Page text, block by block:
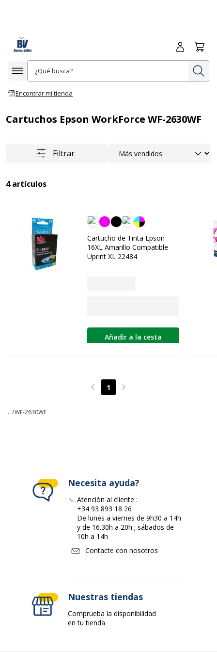
Afficher la navigation
Encontrar mi tienda
Iniciar
Cartuchos Epson WorkForce WF-2630WF
Filtrar Ordenar
4 artículos
Amarilla
Cartucho de Tinta Epson
16XL Amarillo Compatible
Uprint XL 22484
Añadir a la cesta
Page précédente
1 Page suivante
... /WF-2630WF
Necesita ayuda?
Atención al cliente :
+34 93 893 18 26
De lunes a viernes de 9h30 a 14h
y de 16.30h a 20h ; sábados de
10h a 14h
Contacte con nosotros
Nuestras tiendas
Comprueba la disponibilidad
en tu tienda